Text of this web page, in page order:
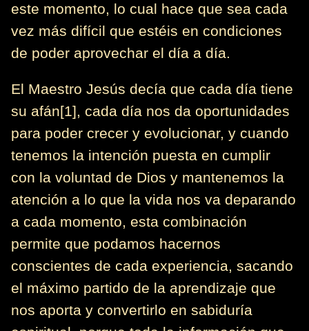
este momento, lo cual hace que sea cada
vez más difícil que estéis en condiciones
de poder aprovechar el día a día.
El Maestro Jesús decía que cada día tiene
su afán[1], cada día nos da oportunidades
para poder crecer y evolucionar, y cuando
tenemos la intención puesta en cumplir
con la voluntad de Dios y mantenemos la
atención a lo que la vida nos va deparando
a cada momento, esta combinación
permite que podamos hacernos
conscientes de cada experiencia, sacando
el máximo partido de la aprendizaje que
nos aporta y convertirlo en sabiduría